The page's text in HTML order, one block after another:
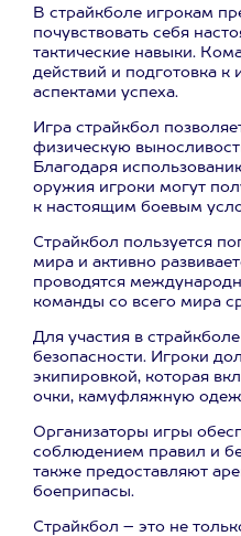
В страйкболе игрокам
почувствовать себя
тактические навыки.
действий и подготовка
аспектами успеха.
Игра страйкбол
физическую
Благодаря
оружия игроки могут
к настоящим боевым
Страйкбол пользуется
мира и активно
проводятся
команды со всего мира
Для участия в
безопасности. Игроки
экипировкой, которая
очки, камуфляжную
Организаторы игры
соблюдением правил и
также предоставляют
боеприпасы.
Страйкбол – это не